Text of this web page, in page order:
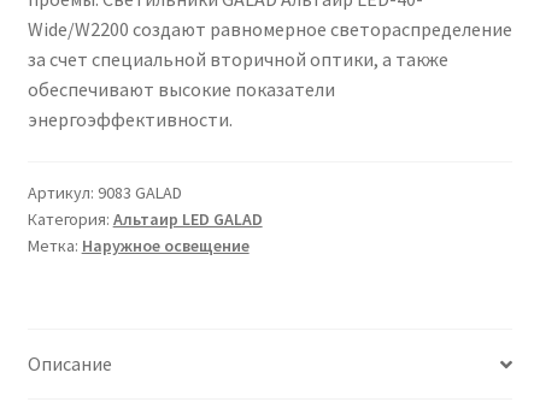
Таблица выбора вводного щитка
Wide/W2200 создают равномерное светораспределение
за счет специальной вторичной оптики, а также
обеспечивают высокие показатели
энергоэффективности.
Артикул: 9083 GALAD
Категория: Альтаир LED GALAD
Метка: Наружное освещение
Описание